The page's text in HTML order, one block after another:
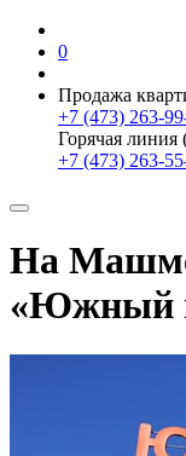
0
Продажа
+7 (473) 263-
Горячая линия
+7 (473) 263-
На
«Южный